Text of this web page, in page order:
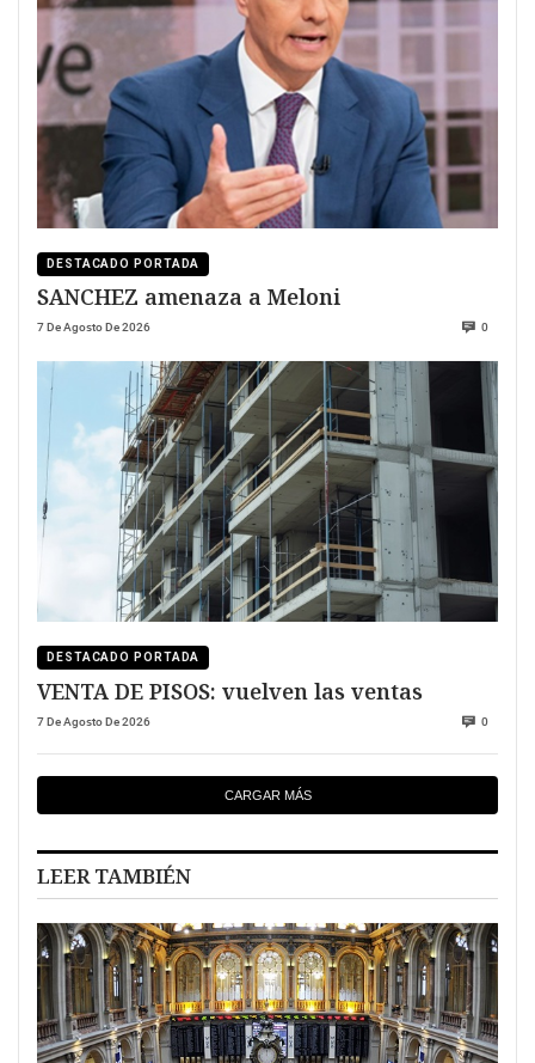
DESTACADO PORTADA
SANCHEZ amenaza a Meloni
7 De Agosto De 2026 0
DESTACADO PORTADA
VENTA DE PISOS: vuelven las ventas
7 De Agosto De 2026 0
CARGAR MÁS
LEER TAMBIÉN